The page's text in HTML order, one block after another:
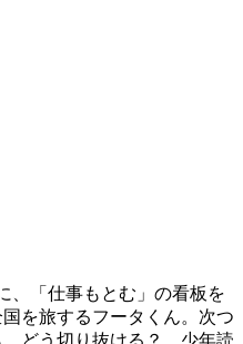
、「仕事もとむ」の看板を
を旅するフータくん。次つ
、どう切り抜ける？ 少年読